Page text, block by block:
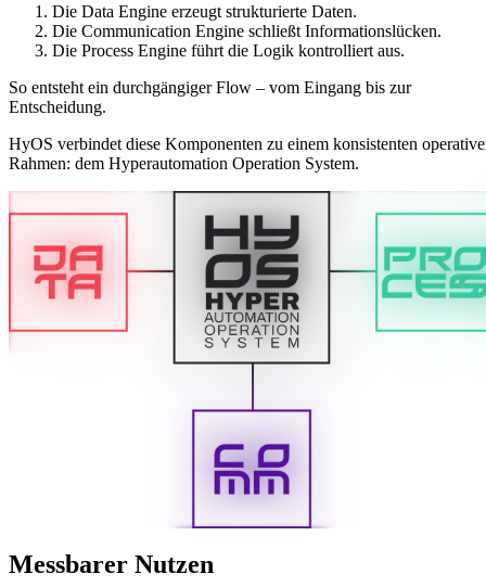
Die Data Engine erzeugt strukturierte Daten.
Die Communication Engine schließt Informationslücken.
Die Process Engine führt die Logik kontrolliert aus.
So entsteht ein durchgängiger Flow – vom Eingang bis zur
Entscheidung.
HyOS verbindet diese Komponenten zu einem konsistenten
Rahmen: dem Hyperautomation Operation System.
Messbarer Nutzen